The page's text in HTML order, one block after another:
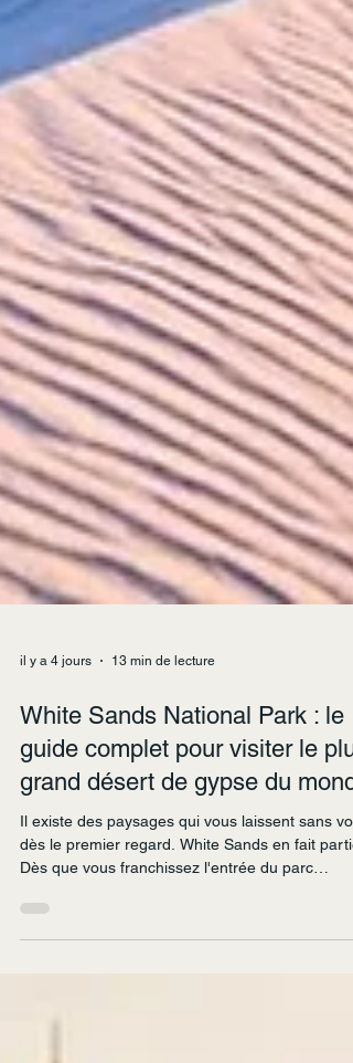
il y a 4 jours 13 min de lecture
White Sands National Park : le
grand désert de gypse du
Il existe des paysages qui vous laissent sans
dès le premier regard. White Sands en fait